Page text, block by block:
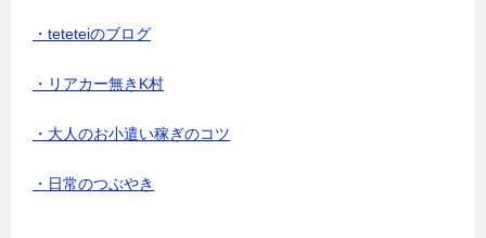
・teteteiのブログ
・リアカー無きK村
・大人のお小遣い稼ぎのコツ
・日常のつぶやき